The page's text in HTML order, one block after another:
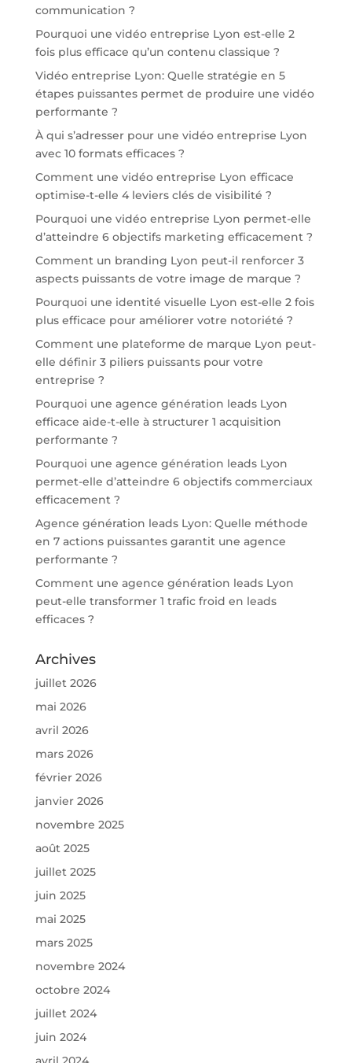
communication ?
Pourquoi une vidéo entreprise Lyon est-elle 2
fois plus efficace qu’un contenu classique ?
Vidéo entreprise Lyon: Quelle stratégie en 5
étapes puissantes permet de produire une vidéo
performante ?
À qui s’adresser pour une vidéo entreprise Lyon
avec 10 formats efficaces ?
Comment une vidéo entreprise Lyon efficace
optimise-t-elle 4 leviers clés de visibilité ?
Pourquoi une vidéo entreprise Lyon permet-elle
d’atteindre 6 objectifs marketing efficacement ?
Comment un branding Lyon peut-il renforcer 3
aspects puissants de votre image de marque ?
Pourquoi une identité visuelle Lyon est-elle 2 fois
plus efficace pour améliorer votre notoriété ?
Comment une plateforme de marque Lyon peut-
elle définir 3 piliers puissants pour votre
entreprise ?
Pourquoi une agence génération leads Lyon
efficace aide-t-elle à structurer 1 acquisition
performante ?
Pourquoi une agence génération leads Lyon
permet-elle d’atteindre 6 objectifs commerciaux
efficacement ?
Agence génération leads Lyon: Quelle méthode
en 7 actions puissantes garantit une agence
performante ?
Comment une agence génération leads Lyon
peut-elle transformer 1 trafic froid en leads
efficaces ?
Archives
juillet 2026
mai 2026
avril 2026
mars 2026
février 2026
janvier 2026
novembre 2025
août 2025
juillet 2025
juin 2025
mai 2025
mars 2025
novembre 2024
octobre 2024
juillet 2024
juin 2024